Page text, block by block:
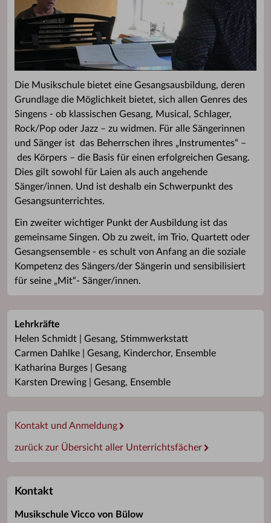
Die Musikschule bietet eine Gesangsausbildung, deren
Grundlage die Möglichkeit bietet, sich allen Genres des
Singens - ob klassischen Gesang, Musical, Schlager,
Rock/Pop oder Jazz – zu widmen. Für alle Sängerinnen
und Sänger ist das Beherrschen ihres „Instrumentes“ –
des Körpers – die Basis für einen erfolgreichen Gesang.
Dies gilt sowohl für Laien als auch angehende
Sänger/innen. Und ist deshalb ein Schwerpunkt des
Gesangsunterrichtes.
Ein zweiter wichtiger Punkt der Ausbildung ist das
gemeinsame Singen. Ob zu zweit, im Trio, Quartett oder
Gesangsensemble - es schult von Anfang an die soziale
Kompetenz des Sängers/der Sängerin und sensibilisiert
für seine „Mit“- Sänger/innen.
Lehrkräfte
Helen Schmidt | Gesang, Stimmwerkstatt
Carmen Dahlke | Gesang, Kinderchor, Ensemble
Katharina Burges | Gesang
Karsten Drewing | Gesang, Ensemble
Kontakt und Anmeldung
zurück zur Übersicht aller Unterrichtsfächer
Kontakt
Musikschule Vicco von Bülow